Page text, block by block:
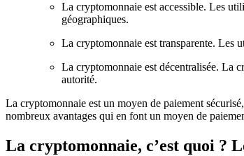
La cryptomonnaie est accessible. Les
géographiques.
La cryptomonnaie est transparente. Les
La cryptomonnaie est décentralisée. La
autorité.
La cryptomonnaie est un moyen de paiement
nombreux avantages qui en font un moyen de
La cryptomonnaie, c’est quoi ?